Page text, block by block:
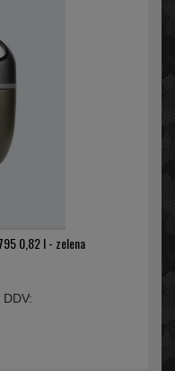
0,82 l - zelena